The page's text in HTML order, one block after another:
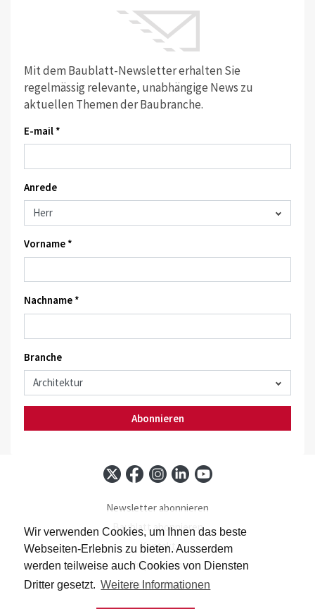
Wir verwenden Cookies, um Ihnen das beste
Webseiten-Erlebnis zu bieten. Ausserdem
werden teilweise auch Cookies von Diensten
Dritter gesetzt. Weitere Informationen
Mit dem Baublatt-Newsletter erhalten Sie
regelmässig relevante, unabhängige News zu
aktuellen Themen der Baubranche.
E-mail *
Anrede
Vorname *
Nachname *
Branche
Abonnieren
Newsletter abonnieren
Baublatt abonnieren
Kontakt
Impressum
Datenschutz